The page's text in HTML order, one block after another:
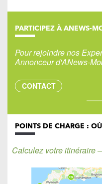
PARTICIPEZ À ANEWS-
Pour rejoindre nos
Annonceur d'ANews-
CONTACT
POINTS DE CHARGE :
Calculez votre itinéraire